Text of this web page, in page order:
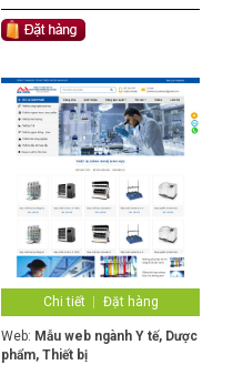
Chi tiết Đặt hàng
Web: Mẫu web ngành Y tế, Dược
phẩm, Thiết bị